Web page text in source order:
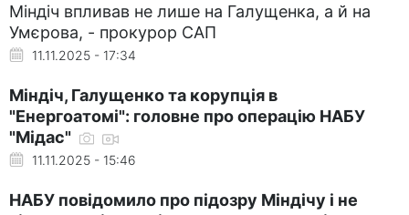
Міндіч впливав не лише на Галущенка, а й на
Умєрова, - прокурор САП
11.11.2025 - 17:34
Міндіч, Галущенко та корупція в
"Енергоатомі": головне про операцію НАБУ
"Мідас"
11.11.2025 - 15:46
НАБУ повідомило про підозру Міндічу і не